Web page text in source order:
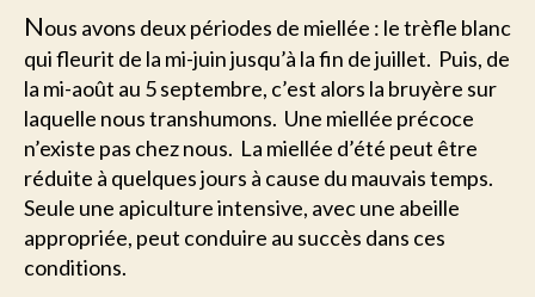
Nous avons deux périodes de miellée : le trèfle blanc
qui fleurit de la mi-juin jusqu’à la fin de juillet. Puis, de
la mi-août au 5 septembre, c’est alors la bruyère sur
laquelle nous transhumons. Une miellée précoce
n’existe pas chez nous. La miellée d’été peut être
réduite à quelques jours à cause du mauvais temps.
Seule une apiculture intensive, avec une abeille
appropriée, peut conduire au succès dans ces
conditions.